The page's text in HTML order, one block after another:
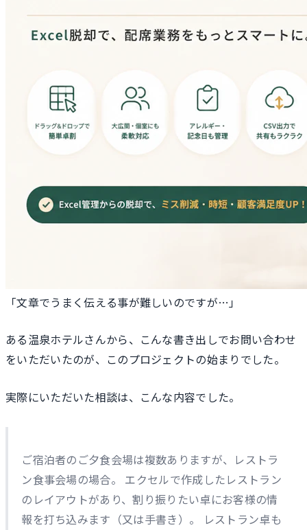
「文章でうまく伝える事が難しいのですが…」
ある温泉ホテルさんから、こんな書き出しでお問い合わせ
をいただいたのが、このプロジェクトの始まりでした。
実際にいただいた相談は、こんな内容でした。
ご宿泊者のご夕食会場は複数ありますが、レストラ
ン食事会場の場合。 エクセルで作成したレストラン
のレイアウトがあり、割り振りたい卓にお客様の情
報を打ち込みます（又は手書き）。 レストラン卓も